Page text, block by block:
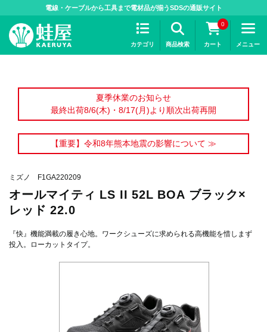
電線・ケーブルから工具まで電材品が揃うSDSの通販サイト
カテゴリ 商品検索
0
カート メニュー
夏季休業のお知らせ
最終出荷8/6(木)・8/17(月)より順次出荷再開
【重要】令和8年熊本地震の影響について ≫
ミズノ F1GA220209
オールマイティ LS II 52L BOA ブラック×
レッド 22.0
『快』機能満載の履き心地。ワークシューズに求められる高機能を惜しまず
投入。ローカットタイプ。